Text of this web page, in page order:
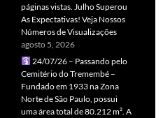
páginas vistas. Julho Superou
As Expectativas! Veja Nossos
Números de Visualizações
agosto 5, 2026
24/07/26 – Passando pelo
Cemitério do Tremembé –
Fundado em 1933 na Zona
Norte de São Paulo, possui
uma área total de 80.212 m². A